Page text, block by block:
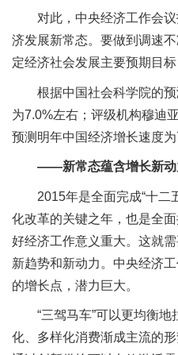
对此，中央经济工作会
济发展新常态。要做到调速
定经济社会发展主要预期目标
根据中国社会科学院的
为7.0%左右；评级机构穆迪
预测明年中国经济增长速度为
――新常态蕴含增长新动
2015年是全面完成“十二
化改革的关键之年，也是全
好经济工作意义重大。这就
新趋势和新动力。中央经济
的增长点，潜力巨大。
“三驾马车”可以更均衡
化、多样化消费渐成主流的